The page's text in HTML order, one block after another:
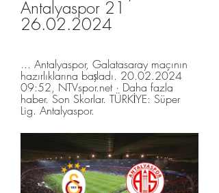
Antalyaspor 21
26.02.2024
... Antalyaspor, Galatasaray maçının
hazırlıklarına başladı. 20.02.2024
09:52, NTVspor.net · Daha fazla
haber. Son Skorlar. TÜRKİYE: Süper
Lig. Antalyaspor.